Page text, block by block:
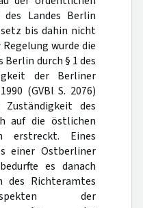
Landes Berlin
bis dahin nicht
wurde die
durch § 1 des
der Berliner
(GVBl S. 2076)
des
auf die östlichen
erstreckt. Eines
einer Ostberliner
es danach
des Richteramtes
der